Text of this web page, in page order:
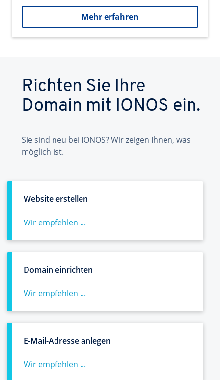
Mehr erfahren
Richten Sie Ihre
Domain mit IONOS ein.
Sie sind neu bei IONOS? Wir zeigen Ihnen, was
möglich ist.
Website erstellen
Wir empfehlen ...
Domain einrichten
Wir empfehlen ...
E-Mail-Adresse anlegen
Wir empfehlen ...